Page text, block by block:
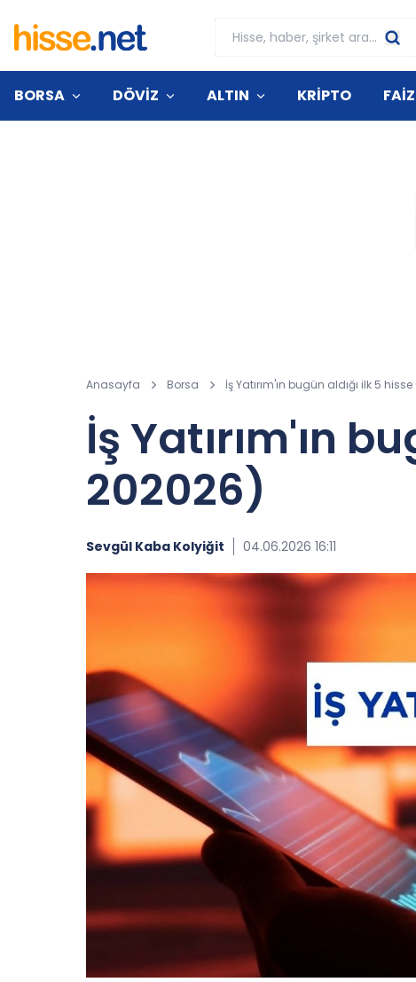
BORSA DÖVİZ ALTIN KRİPTO FAİZ
Anasayfa Borsa İş Yatırım'ın bugün aldığı ilk 5
İş Yatırım'ın
202026)
Sevgül Kaba Kolyiğit 04.06.2026 16:11